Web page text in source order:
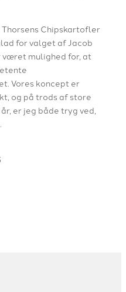
Chipskartofler
for valget af Jacob
været mulighed for, at
Vores koncept er
og på trods af store
er jeg både tryg ved,